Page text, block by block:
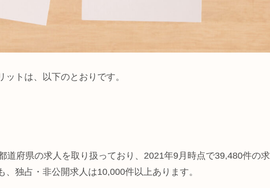
トは、以下のとおりです。
道府県の求人を取り扱っており、2021年9月時点で39,480件の求
、独占・非公開求人は10,000件以上あります。